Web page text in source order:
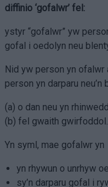
diffinio ‘gofalwr’ fel:
ystyr “gofalwr” yw
gofal i oedolyn neu
Nid yw person yn ofalwr
person yn darparu
(a) o dan neu yn
(b) fel gwaith gwirfoddol.
Yn syml, mae gofalwr yn
yn rhywun o unrhyw
sy’n darparu gofal i